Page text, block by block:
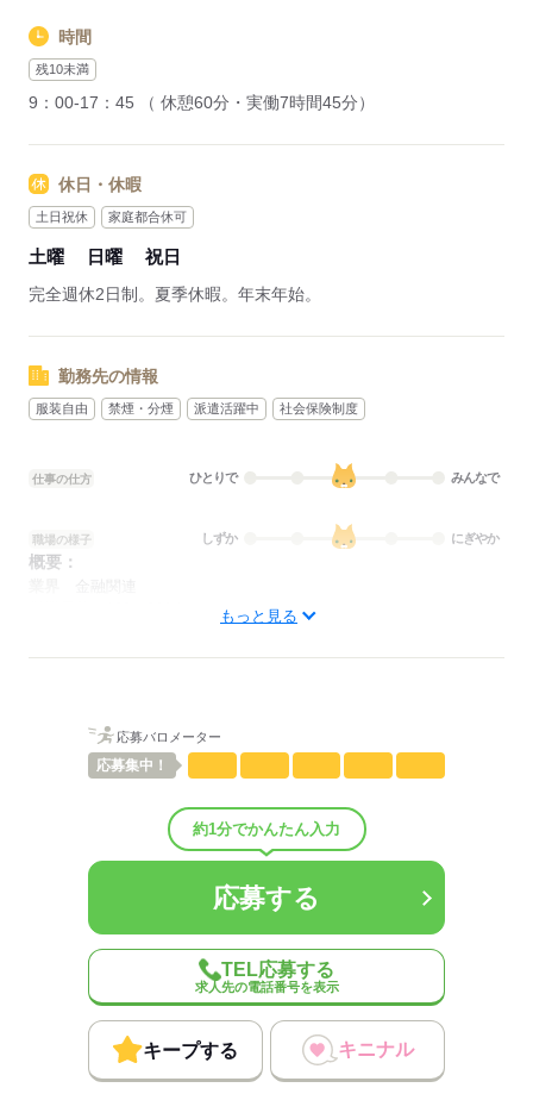
時間
残10未満
9：00-17：45 （ 休憩60分・実働7時間45分）
休日・休暇
土日祝休 家庭都合休可
土曜 日曜 祝日
完全週休2日制。夏季休暇。年末年始。
勤務先の情報
服装自由 禁煙・分煙 派遣活躍中 社会保険制度
仕事の仕方 ひとりで みんなで
職場の様子 しずか にぎやか
概要：
もっと見る
応募バロメーター
応募集中！
約1分でかんたん入力
応募する
TEL応募する
求人先の電話番号を表示
キープする キニナル